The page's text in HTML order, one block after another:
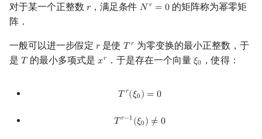
对于某一个正整数 𝑟
r ，满足条件 𝑁 𝑟 = 0
Nr= 0
的矩阵称为幂零矩
阵．
一般可以进一步假定 𝑟
r 是使𝑇 𝑟
Tr 为零变换的最小正整数，于
是 𝑇
T 的最小多项式是𝑥𝑟
xr ．于是存在一个向量 𝜉0
ξ0 ，使得：
𝑇 𝑟(𝜉0) = 0
Tr(ξ0) =0
𝑇 𝑟−1(𝜉0) ≠ 0
Tr−1(ξ0) ≠0